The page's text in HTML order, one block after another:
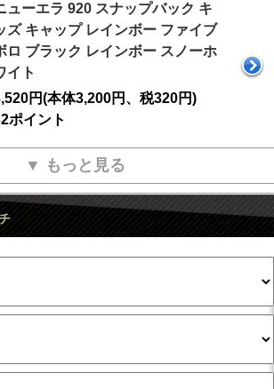
ューエラ 920 スナップバック キ
ズ キャップ レインボー ファイブ
ロ ブラック レインボー スノーホ
イト
円(本体3,200円、税320円)
ポイント
▼ もっと見る